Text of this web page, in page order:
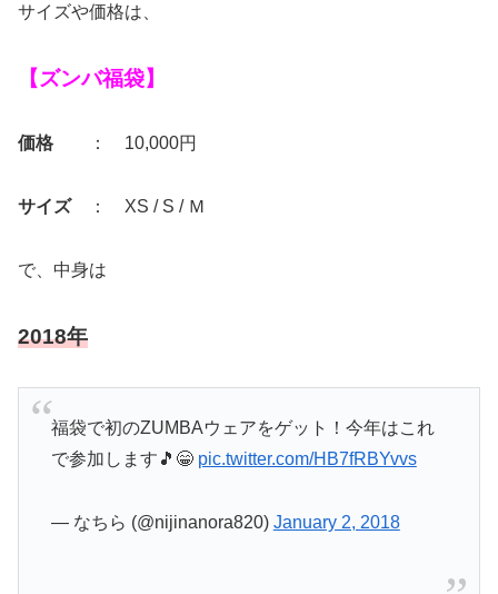
サイズや価格は、
【ズンバ福袋】
価格 ： 10,000円
サイズ： XS / S / Ｍ
で、中身は
2018年
福袋で初のZUMBAウェアをゲット！今年はこれ
で参加します🎵😁 pic.twitter.com/HB7fRBYvvs
— なちら (@nijinanora820) January 2, 2018